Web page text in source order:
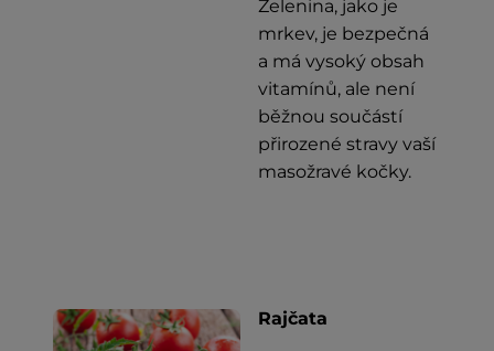
Zelenina, jako je
mrkev, je bezpečná
a má vysoký obsah
vitamínů, ale není
běžnou součástí
přirozené stravy vaší
masožravé kočky.
Rajčata